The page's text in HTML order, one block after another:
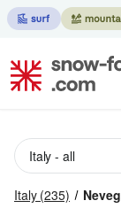
Italy (235)